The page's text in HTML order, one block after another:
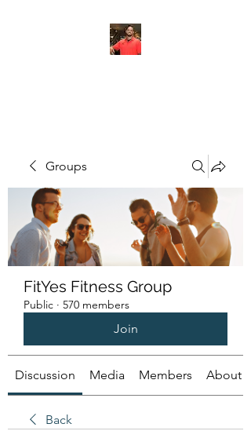
Groups
FitYes Fitness Group
Public · 570 members
Join
Discussion Media Members About
Back